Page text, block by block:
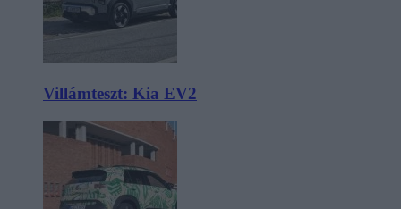
Villámteszt: Kia EV2